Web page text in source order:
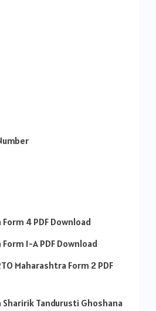
4 PDF Download
1-A PDF Download
Maharashtra Form 2 PDF
Sharirik Tandurusti Ghoshana